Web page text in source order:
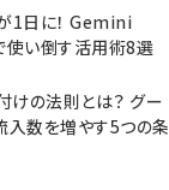
1日に！ Gemini
い倒す活用術8選
けの法則とは？ グー
入数を増やす5つの条